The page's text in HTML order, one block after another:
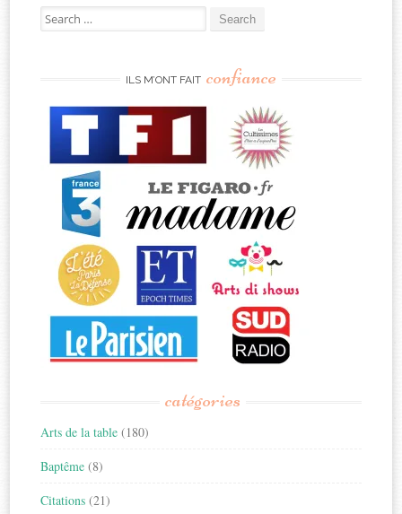
Search
for:
ILS M’ONT FAIT confiance
catégories
Arts de la table (180)
Baptême (8)
Citations (21)